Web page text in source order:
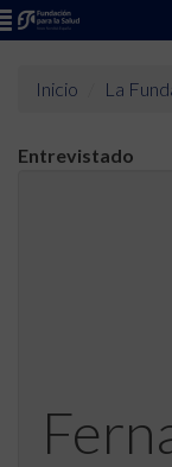
Inicio La
Entrevistado